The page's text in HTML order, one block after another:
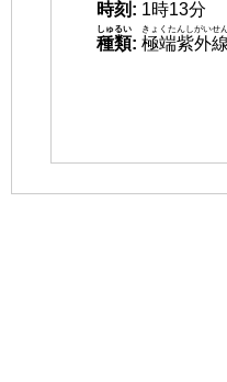
時刻 : 1時13分
種類
しゅるい
: 極端紫外線
きょくたんしがいせ